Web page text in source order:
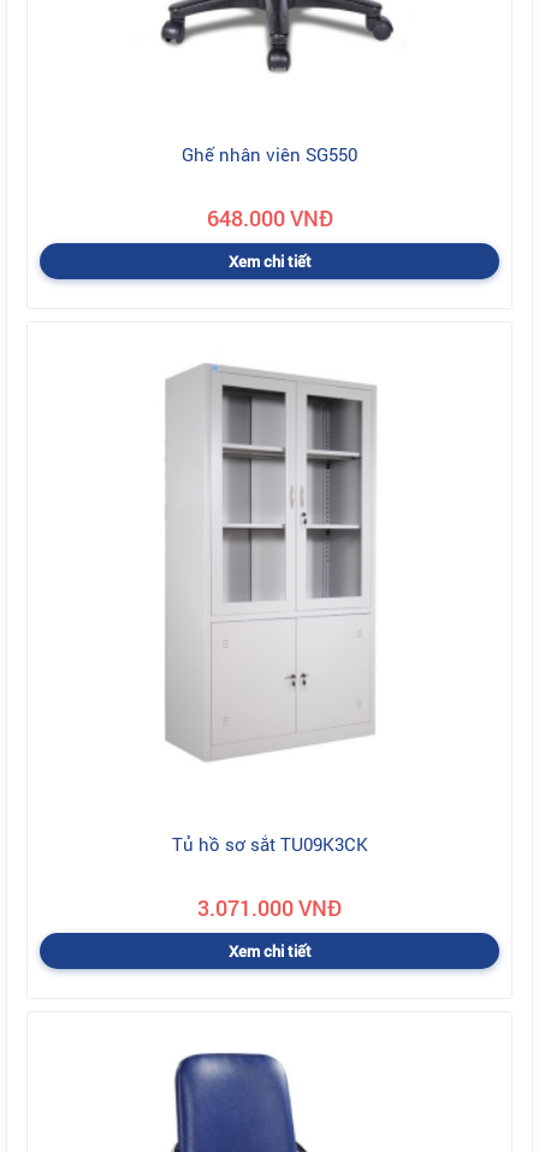
Ghế nhân viên SG550
648.000 VNĐ
Xem chi tiết
Tủ hồ sơ sắt TU09K3CK
3.071.000 VNĐ
Xem chi tiết